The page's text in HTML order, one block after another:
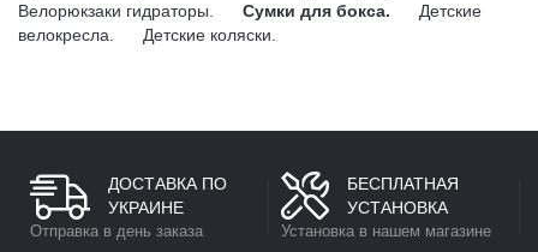
Велорюкзаки гидраторы.
Сумки для бокса.
Детские
велокресла.
Детские коляски.
ДОСТАВКА ПО
УКРАИНЕ
Отправка в день заказа
БЕСПЛАТНАЯ
УСТАНОВКА
Установка в нашем магазине